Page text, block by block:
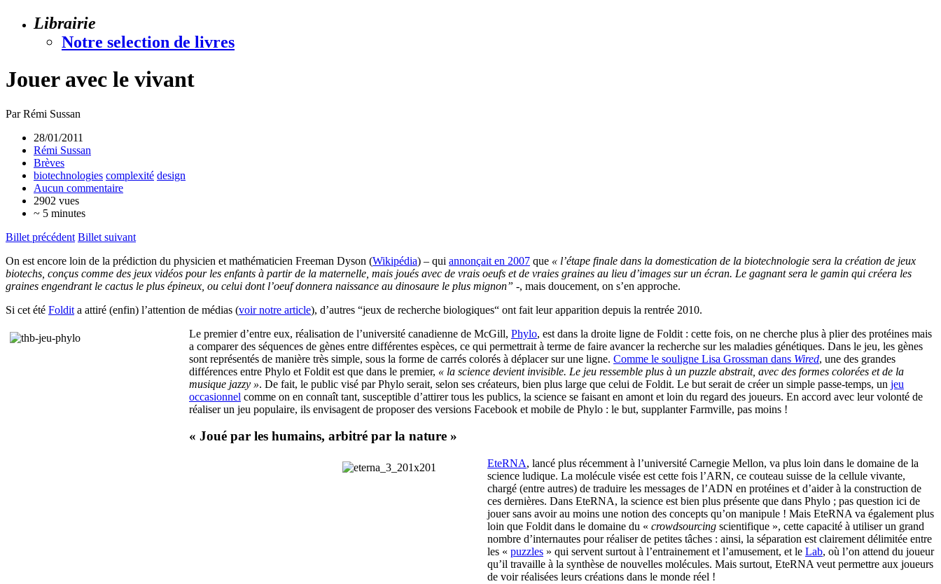
Librairie
Notre selection de livres
Jouer avec le vivant
Par Rémi Sussan
28/01/2011
Rémi Sussan
Brèves
biotechnologies complexité design
Aucun commentaire
2902 vues
~ 5 minutes
Billet précédent Billet suivant
On est encore loin de la prédiction du physicien et mathématicien Freeman Dyson (Wikipédia) – qui annonçait en 2007 que « l’étape finale dans la domestication de la biotechnologie sera la création de jeux
biotechs, conçus comme des jeux vidéos pour les enfants à partir de la maternelle, mais joués avec de vrais oeufs et de vraies graines au lieu d’images sur un écran. Le gagnant sera le gamin qui créera les
graines engendrant le cactus le plus épineux, ou celui dont l’oeuf donnera naissance au dinosaure le plus mignon” -, mais doucement, on s’en approche.
Si cet été Foldit a attiré (enfin) l’attention de médias (voir notre article), d’autres “jeux de recherche biologiques“ ont fait leur apparition depuis la rentrée 2010.
Le premier d’entre eux, réalisation de l’université canadienne de McGill, Phylo, est dans la droite ligne de Foldit : cette fois, on ne cherche plus à plier des protéines mais
a comparer des séquences de gènes entre différentes espèces, ce qui permettrait à terme de faire avancer la recherche sur les maladies génétiques. Dans le jeu, les gènes
sont représentés de manière très simple, sous la forme de carrés colorés à déplacer sur une ligne. Comme le souligne Lisa Grossman dans Wired, une des grandes
différences entre Phylo et Foldit est que dans le premier, « la science devient invisible. Le jeu ressemble plus à un puzzle abstrait, avec des formes colorées et de la
musique jazzy ». De fait, le public visé par Phylo serait, selon ses créateurs, bien plus large que celui de Foldit. Le but serait de créer un simple passe-temps, un jeu
occasionnel comme on en connaît tant, susceptible d’attirer tous les publics, la science se faisant en amont et loin du regard des joueurs. En accord avec leur volonté de
réaliser un jeu populaire, ils envisagent de proposer des versions Facebook et mobile de Phylo : le but, supplanter Farmville, pas moins !
« Joué par les humains, arbitré par la nature »
EteRNA, lancé plus récemment à l’université Carnegie Mellon, va plus loin dans le domaine de la
science ludique. La molécule visée est cette fois l’ARN, ce couteau suisse de la cellule vivante,
chargé (entre autres) de traduire les messages de l’ADN en protéines et d’aider à la construction de
ces dernières. Dans EteRNA, la science est bien plus présente que dans Phylo ; pas question ici de
jouer sans avoir au moins une notion des concepts qu’on manipule ! Mais EteRNA va également plus
loin que Foldit dans le domaine du « crowdsourcing scientifique », cette capacité à utiliser un grand
nombre d’internautes pour réaliser de petites tâches : ainsi, la séparation est clairement délimitée entre
les « puzzles » qui servent surtout à l’entrainement et l’amusement, et le Lab, où l’on attend du joueur
qu’il travaille à la synthèse de nouvelles molécules. Mais surtout, EteRNA veut permettre aux joueurs
de voir réalisées leurs créations dans le monde réel !